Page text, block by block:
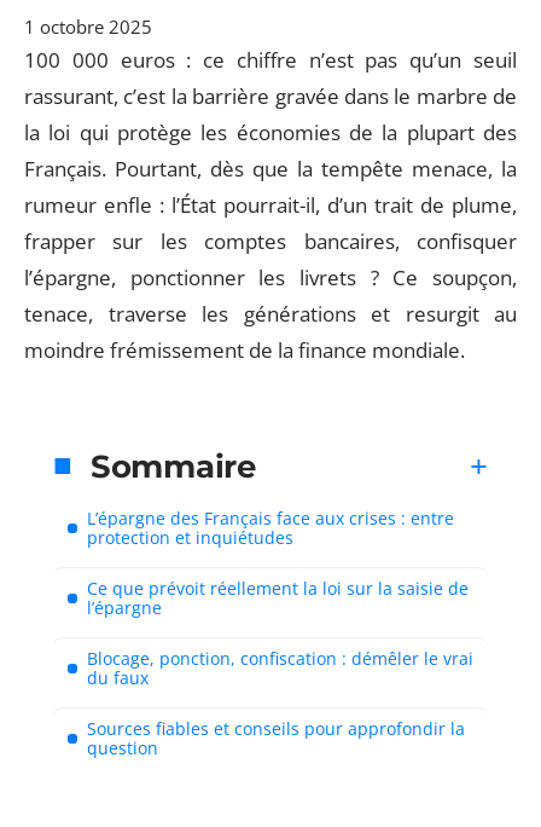
1 octobre 2025
100 000 euros : ce chiffre n’est pas qu’un seuil
rassurant, c’est la barrière gravée dans le marbre de
la loi qui protège les économies de la plupart des
Français. Pourtant, dès que la tempête menace, la
rumeur enfle : l’État pourrait-il, d’un trait de plume,
frapper sur les comptes bancaires, confisquer
l’épargne, ponctionner les livrets ? Ce soupçon,
tenace, traverse les générations et resurgit au
moindre frémissement de la finance mondiale.
Sommaire
L’épargne des Français face aux crises : entre
protection et inquiétudes
Ce que prévoit réellement la loi sur la saisie de
l’épargne
Blocage, ponction, confiscation : démêler le vrai
du faux
Sources fiables et conseils pour approfondir la
question